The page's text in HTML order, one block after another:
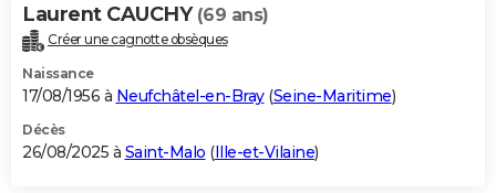
Laurent CAUCHY (69 ans)
Créer une cagnotte obsèques
Naissance
17/08/1956 à Neufchâtel-en-Bray(Seine-Maritime)
Décès
26/08/2025 à Saint-Malo (Ille-et-Vilaine)